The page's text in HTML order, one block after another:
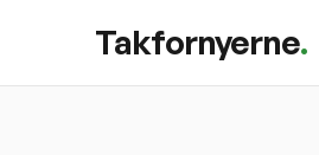
Takfornyerne.